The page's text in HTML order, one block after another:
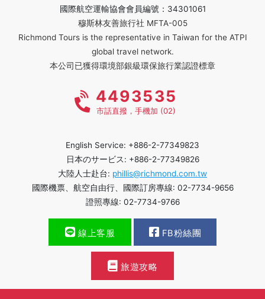
國際航空運輸協會會員編號：34301061
穆斯林友善旅行社 MFTA-005
Richmond Tours is the representative in Taiwan for the ATPI
global travel network.
本公司已獲得環境部銀級環保旅行業認證標章
4493535
市話直撥，手機加 (02)
English Service: +886-2-77349823
日本のサービス: +886-2-77349826
大陸人士赴台: phillis@richmond.com.tw
國際機票、航空自由行、國際訂房專線: 02-7734-9656
證照專線: 02-7734-9766
線上客服 FB粉絲團
旅遊攻略